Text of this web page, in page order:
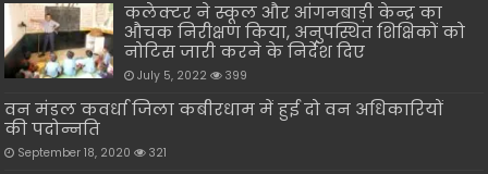
कलेक्टर ने स्कूल और आंगनबाड़ी केन्द्र का
औचक निरीक्षण किया, अनुपस्थित शिक्षिकों को
नोटिस जारी करने के निर्देश दिए
July 5, 2022 399
वन मंडल कवर्धा जिला कबीरधाम में हुई दो वन अधिकारियों
की पदोन्नति
September 18, 2020 321